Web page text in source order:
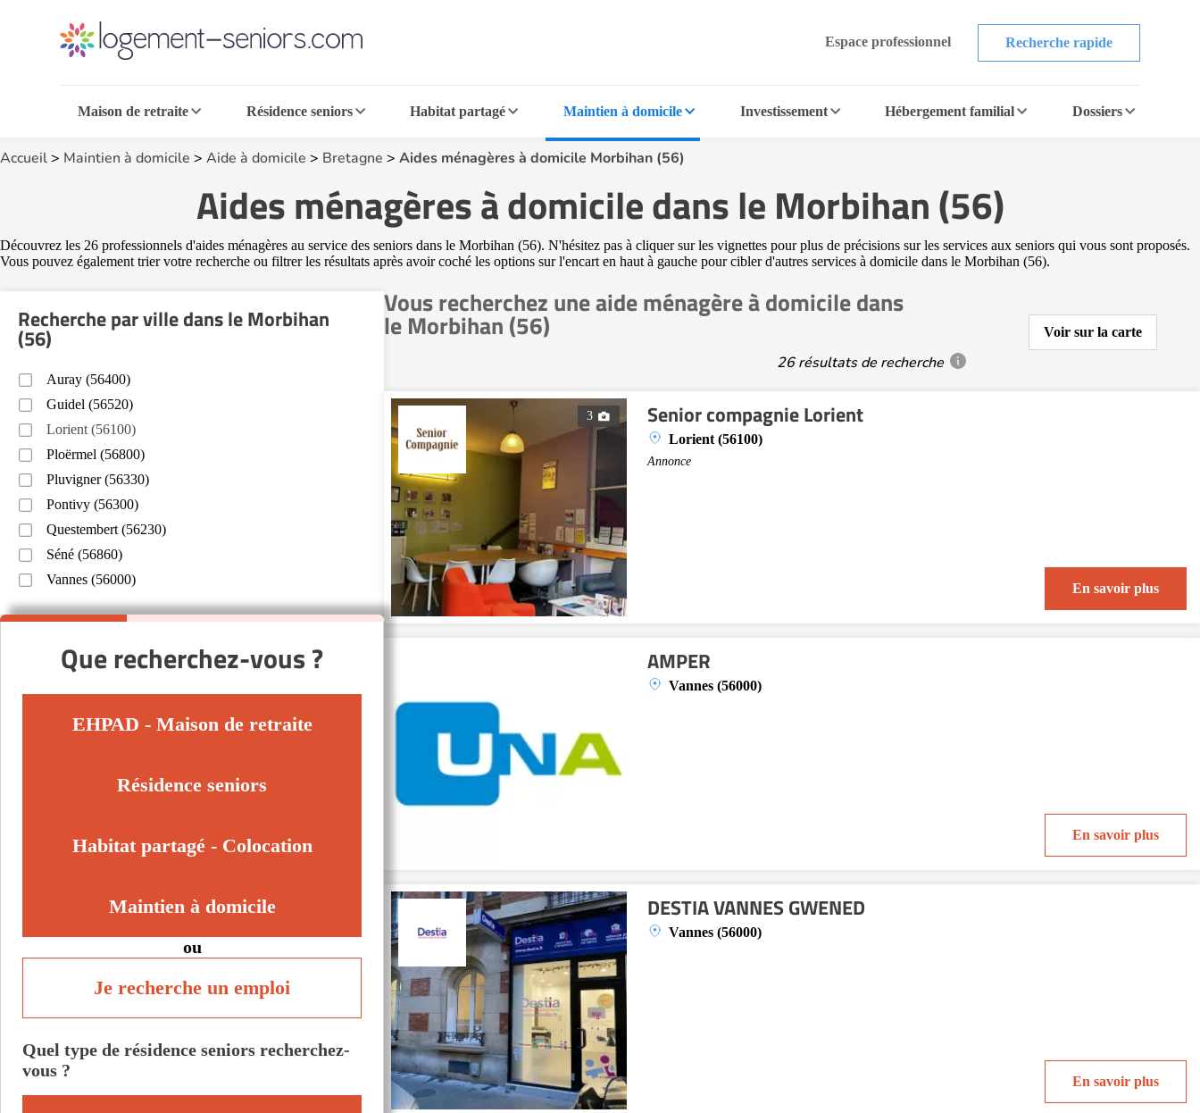
Espace professionnel Recherche rapide
Maison de retraite Résidence seniors Habitat partagé Maintien à domicile Investissement Hébergement familial Dossiers
Accueil> Maintien à domicile > Aide à domicile > Bretagne > Aides ménagères à domicile Morbihan (56)
Aides ménagères à domicile dans le Morbihan (56)
Découvrez les 26 professionnels d'aides ménagères au service des seniors dans le Morbihan (56). N'hésitez pas à cliquer sur les vignettes pour plus de précisions sur les services aux seniors qui vous sont proposés.
Vous pouvez également trier votre recherche ou filtrer les résultats après avoir coché les options sur l'encart en haut à gauche pour cibler d'autres services à domicile dans le Morbihan (56).
Vous recherchez une aide ménagère à domicile dans
le Morbihan (56)
26 résultats de recherche
Voir sur la carte
3 Senior compagnie Lorient
Lorient (56100)
Annonce
En savoir plus
AMPER
Vannes (56000)
En savoir plus
DESTIA VANNES GWENED
Vannes (56000)
En savoir plus
Recherche par ville dans le Morbihan
(56)
Auray (56400)
Guidel (56520)
Lorient (56100)
Ploërmel (56800)
Pluvigner (56330)
Pontivy (56300)
Questembert (56230)
Séné (56860)
Vannes (56000)
Que recherchez-vous ?
EHPAD - Maison de retraite
Résidence seniors
Habitat partagé - Colocation
Maintien à domicile
ou
Je recherche un emploi
Quel type de résidence seniors recherchez-
vous ?